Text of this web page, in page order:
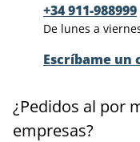
+34 911-988999
De lunes a
Escríbame
¿Pedidos al por
empresas?